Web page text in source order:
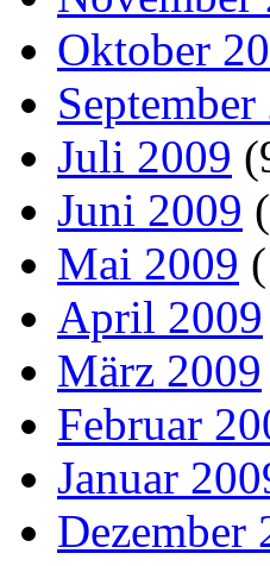
Oktober
Juli 2009
Juni 2009
Mai 2009
April 2009
März 2009
Februar
Januar
Dezember